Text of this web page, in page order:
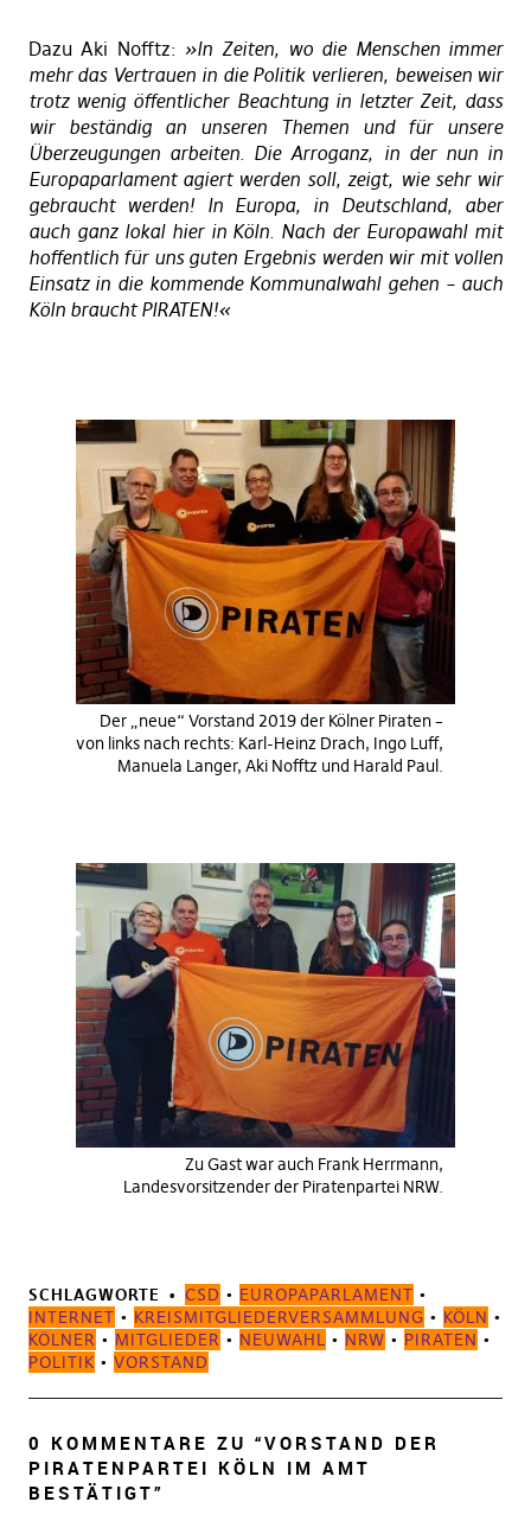
Dazu Aki Nofftz: »In Zeiten, wo die Menschen immer
mehr das Vertrauen in die Politik verlieren, beweisen wir
trotz wenig öffentlicher Beachtung in letzter Zeit, dass
wir beständig an unseren Themen und für unsere
Überzeugungen arbeiten. Die Arroganz, in der nun in
Europaparlament agiert werden soll, zeigt, wie sehr wir
gebraucht werden! In Europa, in Deutschland, aber
auch ganz lokal hier in Köln. Nach der Europawahl mit
hoffentlich für uns guten Ergebnis werden wir mit vollen
Einsatz in die kommende Kommunalwahl gehen – auch
Köln braucht PIRATEN!«
Der „neue“ Vorstand 2019 der Kölner Piraten –
von links nach rechts: Karl-Heinz Drach, Ingo Luff,
Manuela Langer, Aki Nofftz und Harald Paul.
Zu Gast war auch Frank Herrmann,
Landesvorsitzender der Piratenpartei NRW.
SCHLAGWORTE CSD • EUROPAPARLAMENT •
INTERNET • KREISMITGLIEDERVERSAMMLUNG • KÖLN •
KÖLNER • MITGLIEDER • NEUWAHL • NRW • PIRATEN •
POLITIK • VORSTAND
0 KOMMENTARE ZU “VORSTAND DER
PIRATENPARTEI KÖLN IM AMT
BESTÄTIGT”